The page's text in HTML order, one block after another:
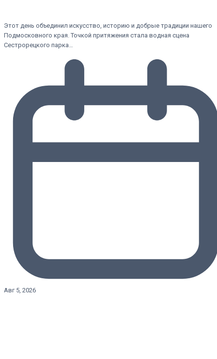
Этот день объединил искусство, историю и добрые традиции нашего
Подмосковного края. Точкой притяжения стала водная сцена
Сестрорецкого парка…
Авг 5, 2026